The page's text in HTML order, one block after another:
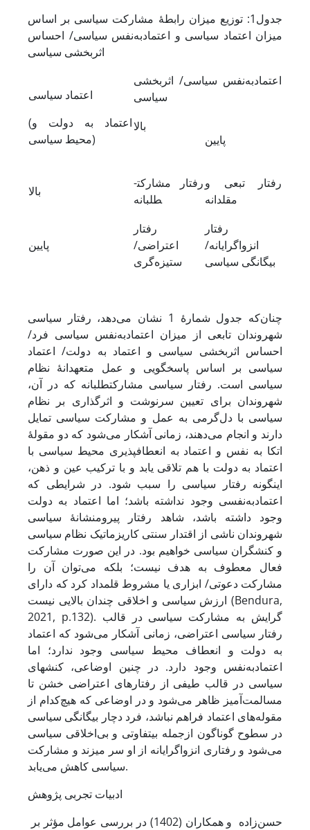
جدول1: توزیع میزان ‌رابطۀ مشارکت سیاسی بر اساس
میزان اعتماد سیاسی و اعتمادبه‌نفس سیاسی/ احساس
اثربخشی سیاسی
اعتماد سیاسی
(اعتماد به دولت و
محیط سیاسی)
اعتمادبه‌نفس ‌سیاسی/ اثربخشی
سیاسی
بالا
پایین
بالا
رفتار مشارکت­
طلبانه
رفتار تبعی و
مقلدانه
پایین
رفتار
اعتراضی/
ستیزه‌گری
رفتار
انزواگرایانه/
بیگانگی سیاسی
چنان‌که جدول شمارۀ 1 نشان می‌دهد، رفتار سیاسی
شهروندان تابعی از میزان اعتمادبه‌نفس سیاسی فرد/
احساس اثربخشی سیاسی و اعتماد به دولت/ اعتماد
سیاسی بر اساس پاسخ­گویی و عمل متعهدانۀ نظام
سیاسی است. ‌رفتار سیاسی مشارکت­طلبانه که در آن،
شهروندان ‌‌‌برای تعیین سرنوشت و اثر­گذاری بر نظام
سیاسی با دل‌گرمی به عمل و مشارکت سیاسی تمایل
دارند و انجام می‌دهند، زمانی آشکار می‌شود که دو مقولۀ
اتکا به ‌نفس و اعتماد به انعطاف­پذیری محیط سیاسی با
اعتماد به دولت با هم تلاقی یابد و با ترکیب عین و ذهن،
این­گونه رفتار سیاسی را سبب ‌شود. ‌در شرایطی که
اعتمادبه‌نفسی وجود نداشته باشد؛ اما اعتماد به دولت
وجود داشته باشد، شاهد رفتار پیرو­منشانۀ سیاسی
شهروندان ناشی از اقتدار سنتی کاریزماتیک نظام سیاسی
و کنشگران سیاسی خواهیم بود. در این صورت مشارکت
فعال معطوف به هدف نیست؛ بلکه می‌توان آن را
مشارکت دعوتی/ ابزاری یا مشروط قلمداد کرد که دارای
ارزش سیاسی و اخلاقی چندان بالایی نیست (Bendura,
2021, p.132). ‌گرایش به مشارکت سیاسی در قالب
رفتار سیاسی اعتراضی، زمانی آشکار می‌شود که اعتماد
به دولت و انعطاف محیط سیاسی وجود ندارد؛ اما
اعتمادبه‌نفس وجود دارد. ‌در چنین اوضاعی، کنش­های
سیاسی در قالب طیفی از رفتارهای اعتراضی خشن تا
مسالمت‌آمیز ظاهر می‌شود و در اوضاعی که هیچ‌کدام از
مقوله‌های اعتماد فراهم نباشد، فرد دچار بیگانگی سیاسی
در سطوح گوناگون ازجمله بی­تفاوتی و بی‌اخلاقی سیاسی
می‌شود و رفتاری انزواگرایانه از او سر می­زند و مشارکت
سیاسی کاهش می‌یابد. ‌
ادبیات تجربی پژوهش